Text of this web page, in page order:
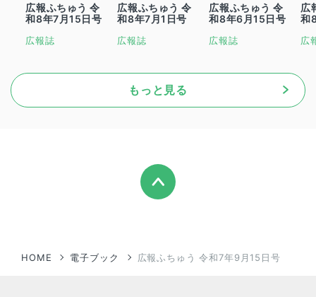
広報ふちゅう 令
和8年7月15日号
広報誌
広報ふちゅう 令
和8年7月1日号
広報誌
広報ふちゅう 令
和8年6月15日号
広報誌
広
和
広
もっと見る
HOME 電子ブック 広報ふちゅう 令和7年9月15日号